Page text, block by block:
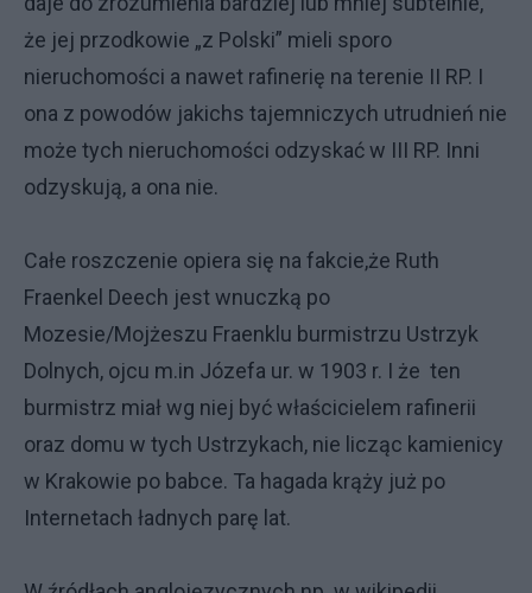
że jej przodkowie „z Polski” mieli sporo
nieruchomości a nawet rafinerię na terenie II RP. I
ona z powodów jakichs tajemniczych utrudnień nie
może tych nieruchomości odzyskać w III RP. Inni
odzyskują, a ona nie.
Całe roszczenie opiera się na fakcie,że Ruth
Fraenkel Deech jest wnuczką po
Mozesie/Mojżeszu Fraenklu burmistrzu Ustrzyk
Dolnych, ojcu m.in Józefa ur. w 1903 r. I że ten
burmistrz miał wg niej być właścicielem rafinerii
oraz domu w tych Ustrzykach, nie licząc kamienicy
w Krakowie po babce. Ta hagada krąży już po
Internetach ładnych parę lat.